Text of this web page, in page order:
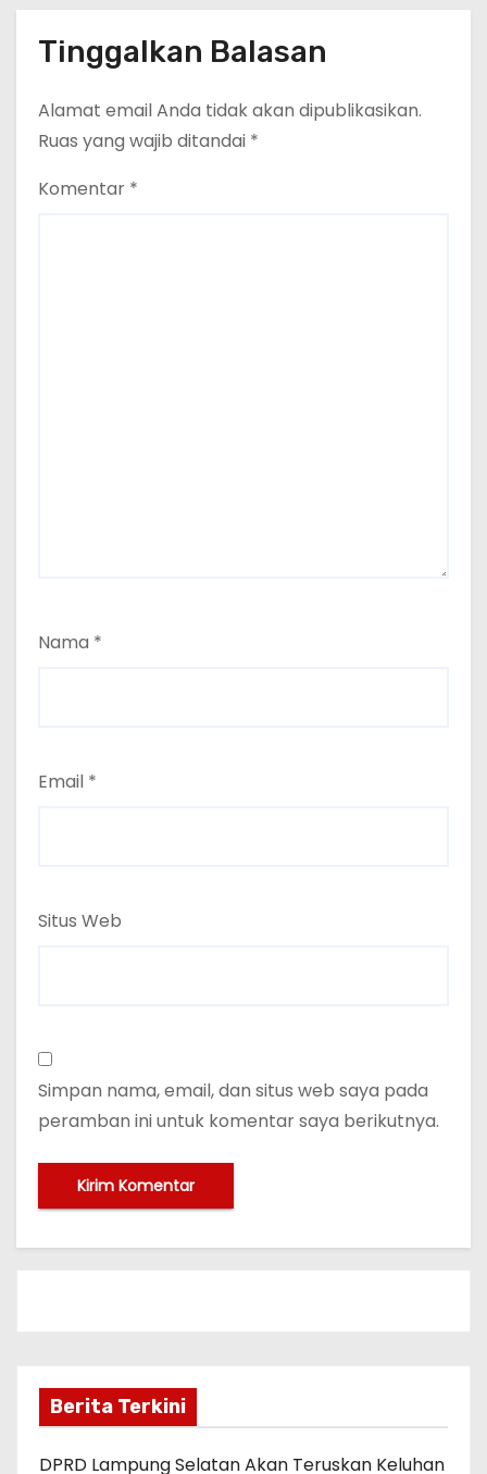
Tinggalkan Balasan
Alamat email Anda tidak akan dipublikasikan.
Ruas yang wajib ditandai *
Komentar *
Nama *
Email *
Situs Web
Simpan nama, email, dan situs web saya pada
peramban ini untuk komentar saya berikutnya.
Berita Terkini
DPRD Lampung Selatan Akan Teruskan Keluhan